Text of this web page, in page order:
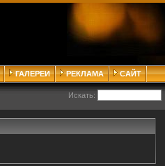
ГАЛЕРЕИ РЕКЛАМА САЙТ
Искать: